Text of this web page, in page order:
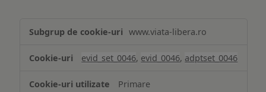
www.viata-libera.ro
evid_set_0046, evid_0046, adptset_0046
Primare